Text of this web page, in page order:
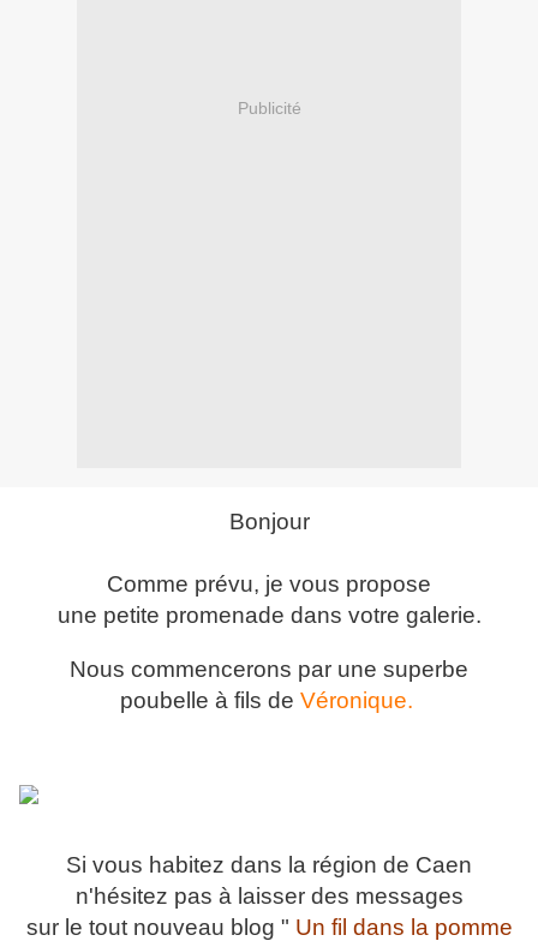
Publicité
Bonjour
Comme prévu, je vous propose
une petite promenade dans votre galerie.
Nous commencerons par une superbe
poubelle à fils de Véronique.
Si vous habitez dans la région de Caen
n'hésitez pas à laisser des messages
sur le tout nouveau blog " Un fil dans la pomme